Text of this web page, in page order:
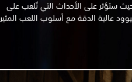
ستؤثر على الأحداث التي تُلعب على
عالية الدقة مع أسلوب اللعب المثير